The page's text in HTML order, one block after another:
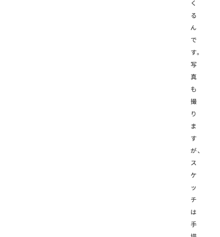
く
る
ん
で
す。
写
真
も
撮
り
ま
す
が、
ス
ケ
ッ
チ
は
手